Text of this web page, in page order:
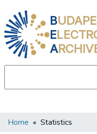
B
E
A
Communities &
Home Statistics